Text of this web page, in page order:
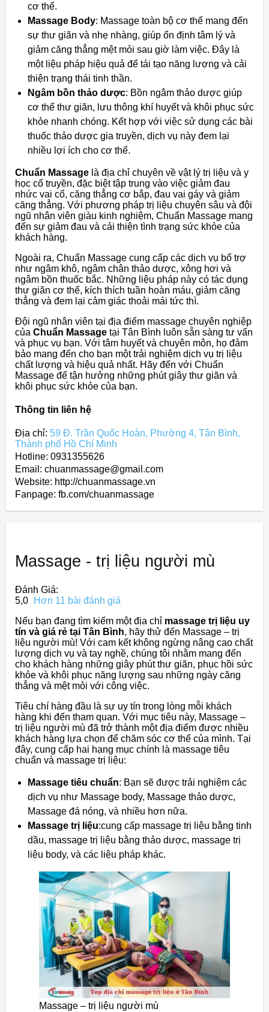
cơ thể.
Massage Body: Massage toàn bộ cơ thể mang đến
sự thư giãn và nhẹ nhàng, giúp ổn định tâm lý và
giảm căng thẳng mệt mỏi sau giờ làm việc. Đây là
một liệu pháp hiệu quả để tái tạo năng lượng và cải
thiện trạng thái tinh thần.
Ngâm bồn thảo dược: Bồn ngâm thảo dược giúp
cơ thể thư giãn, lưu thông khí huyết và khôi phục sức
khỏe nhanh chóng. Kết hợp với việc sử dụng các bài
thuốc thảo dược gia truyền, dịch vụ này đem lại
nhiều lợi ích cho cơ thể.
Chuẩn Massage là địa chỉ chuyên về vật lý trị liệu và y
học cổ truyền, đặc biệt tập trung vào việc giảm đau
nhức vai cổ, căng thẳng cơ bắp, đau vai gáy và giảm
căng thẳng. Với phương pháp trị liệu chuyên sâu và đội
ngũ nhân viên giàu kinh nghiệm, Chuẩn Massage mang
đến sự giảm đau và cải thiện tình trạng sức khỏe của
khách hàng.
Ngoài ra, Chuẩn Massage cung cấp các dịch vụ bổ trợ
như ngâm khô, ngâm chân thảo dược, xông hơi và
ngâm bồn thuốc bắc. Những liệu pháp này có tác dụng
thư giãn cơ thể, kích thích tuần hoàn máu, giảm căng
thẳng và đem lại cảm giác thoải mái tức thì.
Đội ngũ nhân viên tại địa điểm massage chuyên nghiệp
của Chuẩn Massage tại Tân Bình luôn sẵn sàng tư vấn
và phục vụ bạn. Với tâm huyết và chuyên môn, họ đảm
bảo mang đến cho bạn một trải nghiệm dịch vụ trị liệu
chất lượng và hiệu quả nhất. Hãy đến với Chuẩn
Massage để tận hưởng những phút giây thư giãn và
khôi phục sức khỏe của bạn.
Thông tin liên hệ
Địa chỉ: 59 Đ. Trần Quốc Hoàn, Phường 4, Tân Bình,
Thành phố Hồ Chí Minh
Hotline: 0931355626
Email: chuanmassage@gmail.com
Website: http://chuanmassage.vn
Fanpage: fb.com/chuanmassage
Massage - trị liệu người mù
Đánh Giá:
5,0
Hơn 11 bài đánh giá
Nếu bạn đang tìm kiếm một địa chỉ massage trị liệu uy
tín và giá rẻ tại Tân Bình, hãy thử đến Massage – trị
liệu người mù! Với cam kết không ngừng nâng cao chất
lượng dịch vụ và tay nghề, chúng tôi nhằm mang đến
cho khách hàng những giây phút thư giãn, phục hồi sức
khỏe và khôi phục năng lượng sau những ngày căng
thẳng và mệt mỏi với công việc.
Tiêu chí hàng đầu là sự uy tín trong lòng mỗi khách
hàng khi đến tham quan. Với mục tiêu này, Massage –
trị liệu người mù đã trở thành một địa điểm được nhiều
khách hàng lựa chọn để chăm sóc cơ thể của mình. Tại
đây, cung cấp hai hạng mục chính là massage tiêu
chuẩn và massage trị liệu:
Massage tiêu chuẩn: Bạn sẽ được trải nghiệm các
dịch vụ như Massage body, Massage thảo dược,
Massage đá nóng, và nhiều hơn nữa.
Massage trị liệu:cung cấp massage trị liệu bằng tinh
dầu, massage trị liệu bằng thảo dược, massage trị
liệu body, và các liệu pháp khác.
Massage – trị liệu người mù